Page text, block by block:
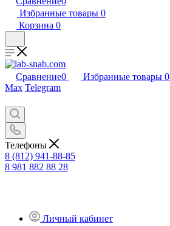
Избранные товары 0
Корзина 0
Сравнение0 Избранные товары 0
Max Telegram
Телефоны
8 (812) 941-88-85
8 981 882 88 28
Личный кабинет